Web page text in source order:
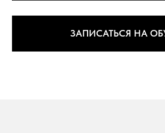
ЗАПИСАТЬСЯ НА